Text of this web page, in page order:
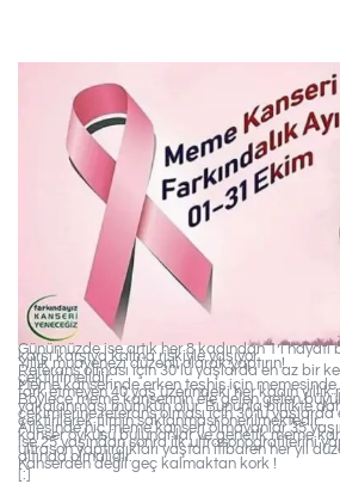
Günümüzde ise artık her 8 kadından 1’i
karşı karşıya kalma riskiyle yaşıyor.
Yıllık muayenezi düzenli olarak yaptırın!
Referans olması için 30’lu yaşlarda en az bir
çektirilmelidir.
Meme kanserinde erken teşhis için
fark etmeyen 40 yaş üzerindeki her kadın
Böylece meme kanserinin ele gelen gelen
yakalanması mümkün olur. Bununla birlikte
çekimlerine referans olması için 30’lu
çektirilerek filmin saklanması önerilmektedir.
Ailesinde hiç meme kanseri olmayanlar 35
kanser öyküsü bulunanlar ve genetik meme
ise 25 yaşından sonra ilk ultrasonografilerini
ultrason yaptırdıkları yaştan itibaren her yıl
altında olmalıdır.
Kanserden değil geç kalmaktan kork !
[:]